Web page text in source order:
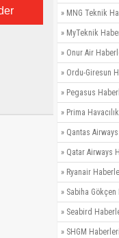
» MNG Teknik
» MyTeknik
» Onur Air
» Ordu-Giresun
» Pegasus
» Prima
» Qantas
» Qatar Airways
» Ryanair
» Sabiha
» Seabird
» SHGM Haberleri